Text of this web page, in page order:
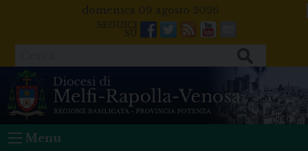
domenica 09 agosto 2026
Facebook
Twitter
FeedsYoutube
Mail
Menu